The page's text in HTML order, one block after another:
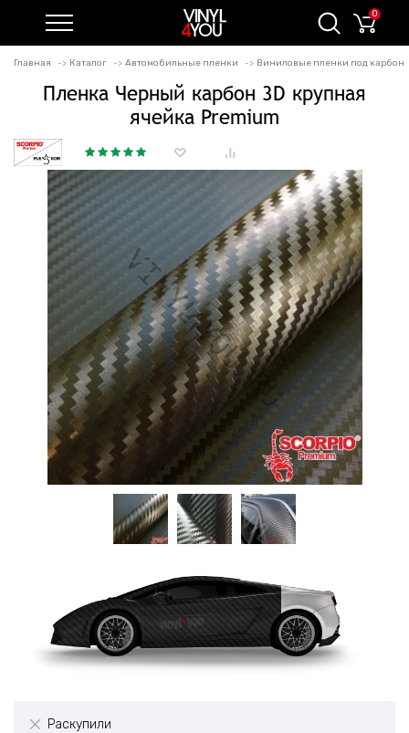
0
Главная Каталог Автомобильные пленки Виниловые пленки под карбон
Пленка Черный карбон 3D крупная
ячейка Premium
Раскупили